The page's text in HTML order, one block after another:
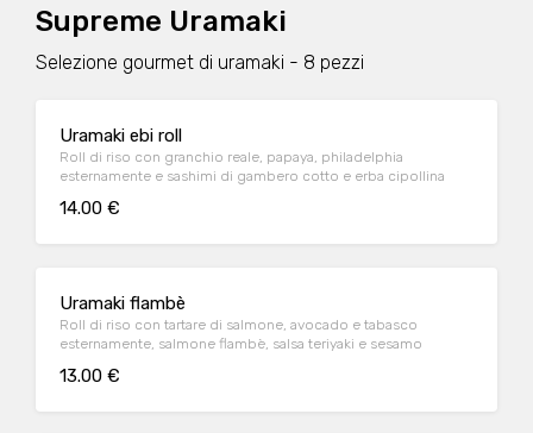
Supreme Uramaki
Selezione gourmet di uramaki - 8 pezzi
Uramaki ebi roll
Roll di riso con granchio reale, papaya, philadelphia
esternamente e sashimi di gambero cotto e erba cipollina
14.00 €
Uramaki flambè
Roll di riso con tartare di salmone, avocado e tabasco
esternamente, salmone flambè, salsa teriyaki e sesamo
13.00 €